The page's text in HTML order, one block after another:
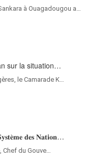
à Ouagadougou a…
sur la situation…
le Camarade K…
𝐝𝐞𝐬 𝐍𝐚𝐭𝐢𝐨𝐧…
du Gouve…